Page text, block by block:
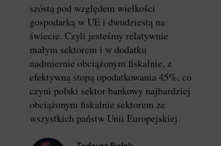
szóstą pod względem wielkości
gospodarką w UE i dwudziestą na
świecie. Czyli jesteśmy relatywnie
małym sektorem i w dodatku
nadmiernie obciążonym fiskalnie, z
efektywną stopą opodatkowania 45%, co
czyni polski sektor bankowy najbardziej
obciążonym fiskalnie sektorem ze
wszystkich państw Unii Europejskiej.